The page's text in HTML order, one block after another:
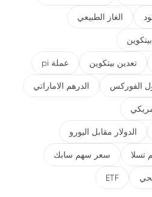
الغاز الطبيعي
بيتكوين
تعدين بيتكوين عملة pi
الفوركس الدرهم الاماراتي
الدولار مقابل اليورو
تسلا سعر سهم سابك
ETF